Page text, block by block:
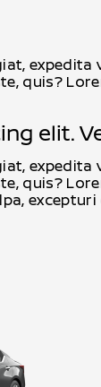
quis?
elit.
quis?